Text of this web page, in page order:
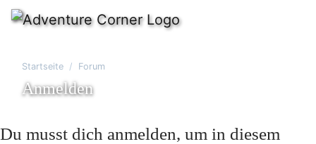
Startseite Forum
Anmelden
Du musst dich anmelden, um in diesem